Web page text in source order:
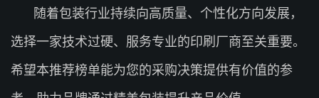
随着包装行业持续向高质量、个性化方向发展，
选择一家技术过硬、服务专业的印刷厂商至关重要。
希望本推荐榜单能为您的采购决策提供有价值的参